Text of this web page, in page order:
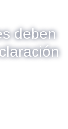
deben